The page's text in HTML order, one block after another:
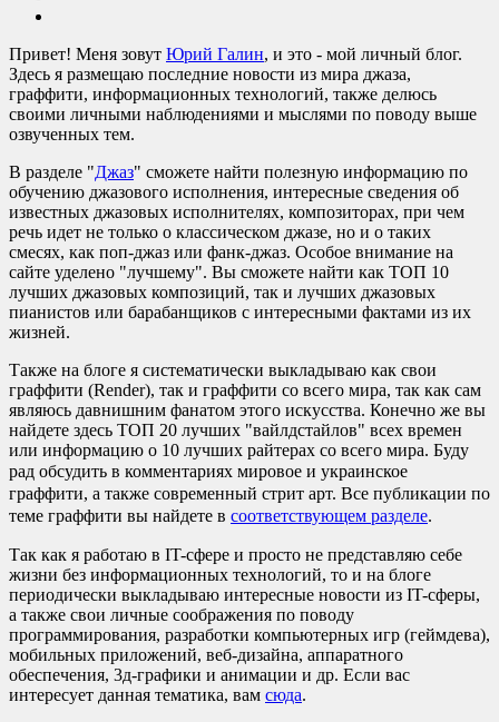
Привет! Меня зовут Юрий Галин, и это - мой личный блог.
Здесь я размещаю последние новости из мира джаза,
граффити, информационных технологий, также делюсь
своими личными наблюдениями и мыслями по поводу выше
озвученных тем.
В разделе "Джаз" сможете найти полезную информацию по
обучению джазового исполнения, интересные сведения об
известных джазовых исполнителях, композиторах, при чем
речь идет не только о классическом джазе, но и о таких
смесях, как поп-джаз или фанк-джаз. Особое внимание на
сайте уделено "лучшему". Вы сможете найти как ТОП 10
лучших джазовых композиций, так и лучших джазовых
пианистов или барабанщиков с интересными фактами из их
жизней.
Также на блоге я систематически выкладываю как свои
граффити (Render), так и граффити со всего мира, так как сам
являюсь давнишним фанатом этого искусства. Конечно же вы
найдете здесь ТОП 20 лучших "вайлдстайлов" всех времен
или информацию о 10 лучших райтерах со всего мира. Буду
рад обсудить в комментариях мировое и украинское
граффити, а также современный стрит арт. Все публикации по
теме граффити вы найдете в соответствующем разделе.
Так как я работаю в IT-сфере и просто не представляю себе
жизни без информационных технологий, то и на блоге
периодически выкладываю интересные новости из IT-сферы,
а также свои личные соображения по поводу
программирования, разработки компьютерных игр (геймдева),
мобильных приложений, веб-дизайна, аппаратного
обеспечения, 3д-графики и анимации и др. Если вас
интересует данная тематика, вам сюда.